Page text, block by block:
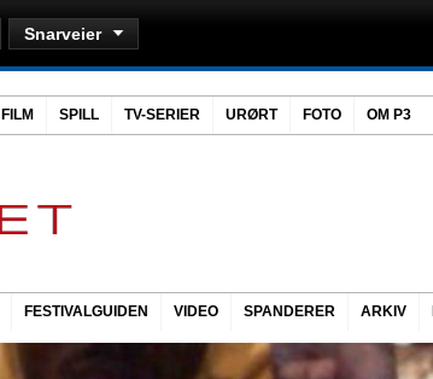
Snarveier
FILM SPILL TV-SERIER URØRT FOTO OM P3
FESTIVALGUIDEN VIDEO SPANDERER ARKIV